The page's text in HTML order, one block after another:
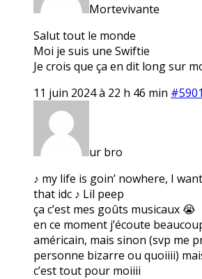
Mortevivante
Salut tout le monde
Moi je suis une Swiftie
Je crois que ça en dit long sur
11 juin 2024 à 22 h 46 min
ur bro
♪ my life is goin’ nowhere, I
that idc ♪ Lil peep
ça c’est mes goûts musicaux 😭
en ce moment j’écoute
américain, mais sinon (svp me
personne bizarre ou quoiiii)
c’est tout pour moiiii